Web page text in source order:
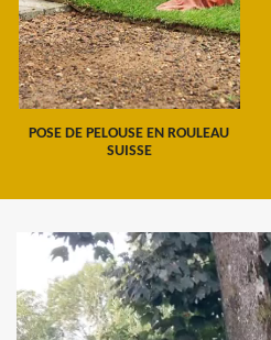
POSE DE PELOUSE EN ROULEAU
SUISSE